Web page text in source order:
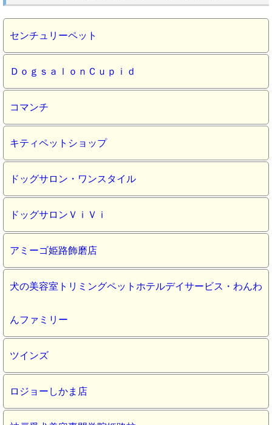
センチュリーペット
ＤｏｇｓａｌｏｎＣｕｐｉｄ
コマンチ
キティペットショップ
ドッグサロン・ワンスタイル
ドッグサロンＶｉＶｉ
アミーゴ姫路飾磨店
犬の美容室トリミングペットホテルデイサービス・わんわ
んファミリー
ツインズ
ロジョーしかま店